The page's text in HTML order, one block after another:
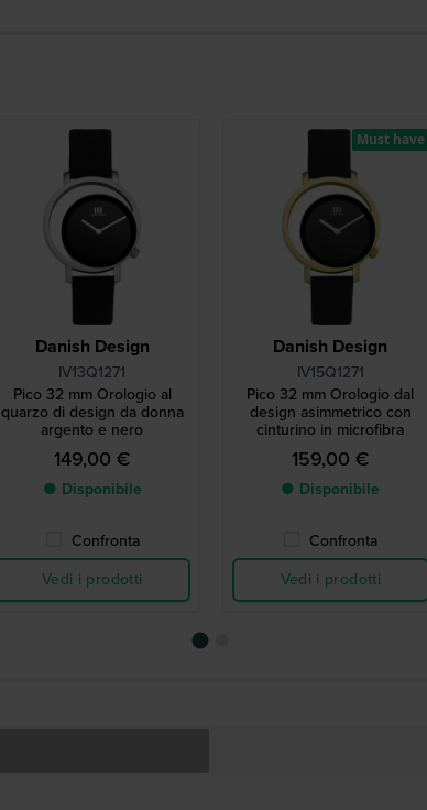
Danish Design
IV13Q1271
Pico 32 mm Orologio al
quarzo di design da donna
argento e nero
149,00 €
● Disponibile
Confronta
Vedi i prodotti
Danish Design
IV15Q1271
Pico 32 mm Orologio dal
design asimmetrico con
cinturino in microfibra
159,00 €
● Disponibile
Confronta
Vedi i prodotti
Must have